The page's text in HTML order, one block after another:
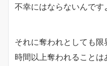
不幸にはならないんです
それに奪われとしても
時間以上奪われること